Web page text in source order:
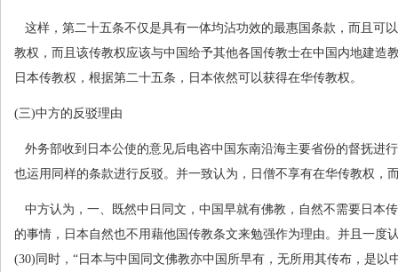
这样，第二十五条不仅是具有一体均沾功效的最惠国条款，而且可
教权，而且该传教权应该与中国给予其他各国传教士在中国内地建造
日本传教权，根据第二十五条，日本依然可以获得在华传教权。
(三)中方的反驳理由
外务部收到日本公使的意见后电咨中国东南沿海主要省份的督抚进
也运用同样的条款进行反驳。并一致认为，日僧不享有在华传教权，
中方认为，一、既然中日同文，中国早就有佛教，自然不需要日本
的事情，日本自然也不用藉他国传教条文来勉强作为理由。并且一度
(30) 同时，“日本与中国同文佛教亦中国所早有，无所用其传布，是